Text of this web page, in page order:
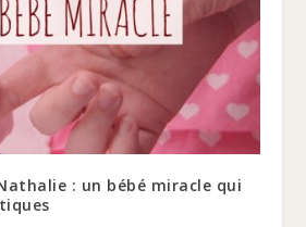
: un bébé miracle qui